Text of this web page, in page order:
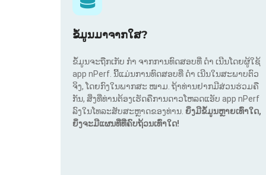
ຂໍ້ມູນມາຈາກໃສ?
ຂໍ້ມູນຈະຖືກເກັບ ກຳ ຈາກການທົດສອບທີ່ ດຳ ເນີນໂດຍຜູ້ໃຊ້
app nPerf. ນີ້ແມ່ນການທົດສອບທີ່ ດຳ ເນີນໃນສະພາບຕົວ
ຈິງ, ໂດຍກົງໃນພາກສະ ໜາມ. ຖ້າທ່ານຢາກມີສ່ວນຮ່ວມຄື
ກັນ, ສິ່ງທີ່ທ່ານຕ້ອງເຮັດຄືການດາວໂຫລດແອັບ app nPerf
ລົງໃນໂທລະສັບສະຫຼາດຂອງທ່ານ. ຍິ່ງມີຂໍ້ມູນຫຼາຍເທົ່າໃດ,
ຍິ່ງຈະມີແຜນທີ່ທີ່ຄົບຖ້ວນເທົ່າໃດ!